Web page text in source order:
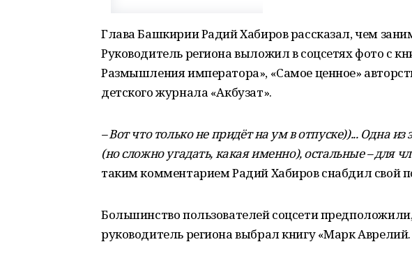
Глава Башкирии Радий Хабиров рассказал, чем
Руководитель региона выложил в соцсетях фото с
Размышления императора», «Самое ценное»
детского журнала «Акбузат».
– Вот что только не придёт на ум в отпуске))... Одна
(но сложно угадать, какая именно), остальные – для
таким комментарием Радий Хабиров снабдил свой
Большинство пользователей соцсети
руководитель региона выбрал книгу «Марк